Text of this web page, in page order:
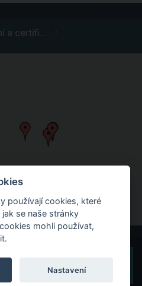
používají cookies, které
se naše stránky
mohli používat,
Nastavení